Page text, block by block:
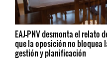
EAJ-PNV desmonta el relato
que la oposición no bloquea
gestión y planificación